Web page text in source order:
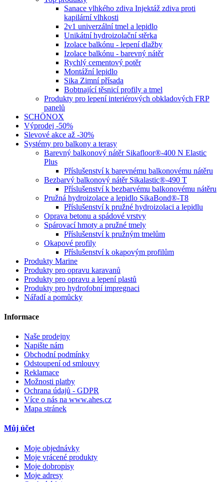
Sanace vlhkého zdiva Injektáž zdiva proti
kapilární vlhkosti
2v1 univerzální tmel a lepidlo
Unikátní hydroizolační stěrka
Izolace balkónu - lepení dlažby
Izolace balkónu - barevný nátěr
Rychlý cementový potěr
Montážní lepidlo
Sika Zimní přísada
Bobtnající těsnicí profily a tmel
Produkty pro lepení interiérových obkladových FRP
panelů
SCHÖNOX
Výprodej -50%
Slevové akce až -30%
Systémy pro balkony a terasy
Barevný balkonový nátěr Sikafloor®-400 N Elastic
Plus
Příslušenství k barevnému balkonovému nátěru
Bezbarvý balkonový nátěr Sikalastic®-490 T
Příslušenství k bezbarvému balkonovému nátěru
Pružná hydroizolace a lepidlo SikaBond®-T8
Příslušenství k pružné hydroizolaci a lepidlu
Oprava betonu a spádové vrstvy
Spárovací hmoty a pružné tmely
Příslušenství k pružným tmelům
Okapové profily
Příslušenství k okapovým profilům
Produkty Marine
Produkty pro opravu karavanů
Produkty pro opravu a lepení plastů
Produkty pro hydrofobní impregnaci
Nářadí a pomůcky
Informace
Naše prodejny
Napište nám
Obchodní podmínky
Odstoupení od smlouvy
Reklamace
Možnosti platby
Ochrana údajů - GDPR
Více o nás na www.ahes.cz
Mapa stránek
Můj účet
Moje objednávky
Moje vrácené produkty
Moje dobropisy
Moje adresy